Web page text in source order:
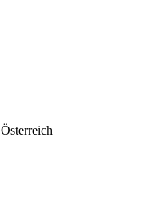
Österreich